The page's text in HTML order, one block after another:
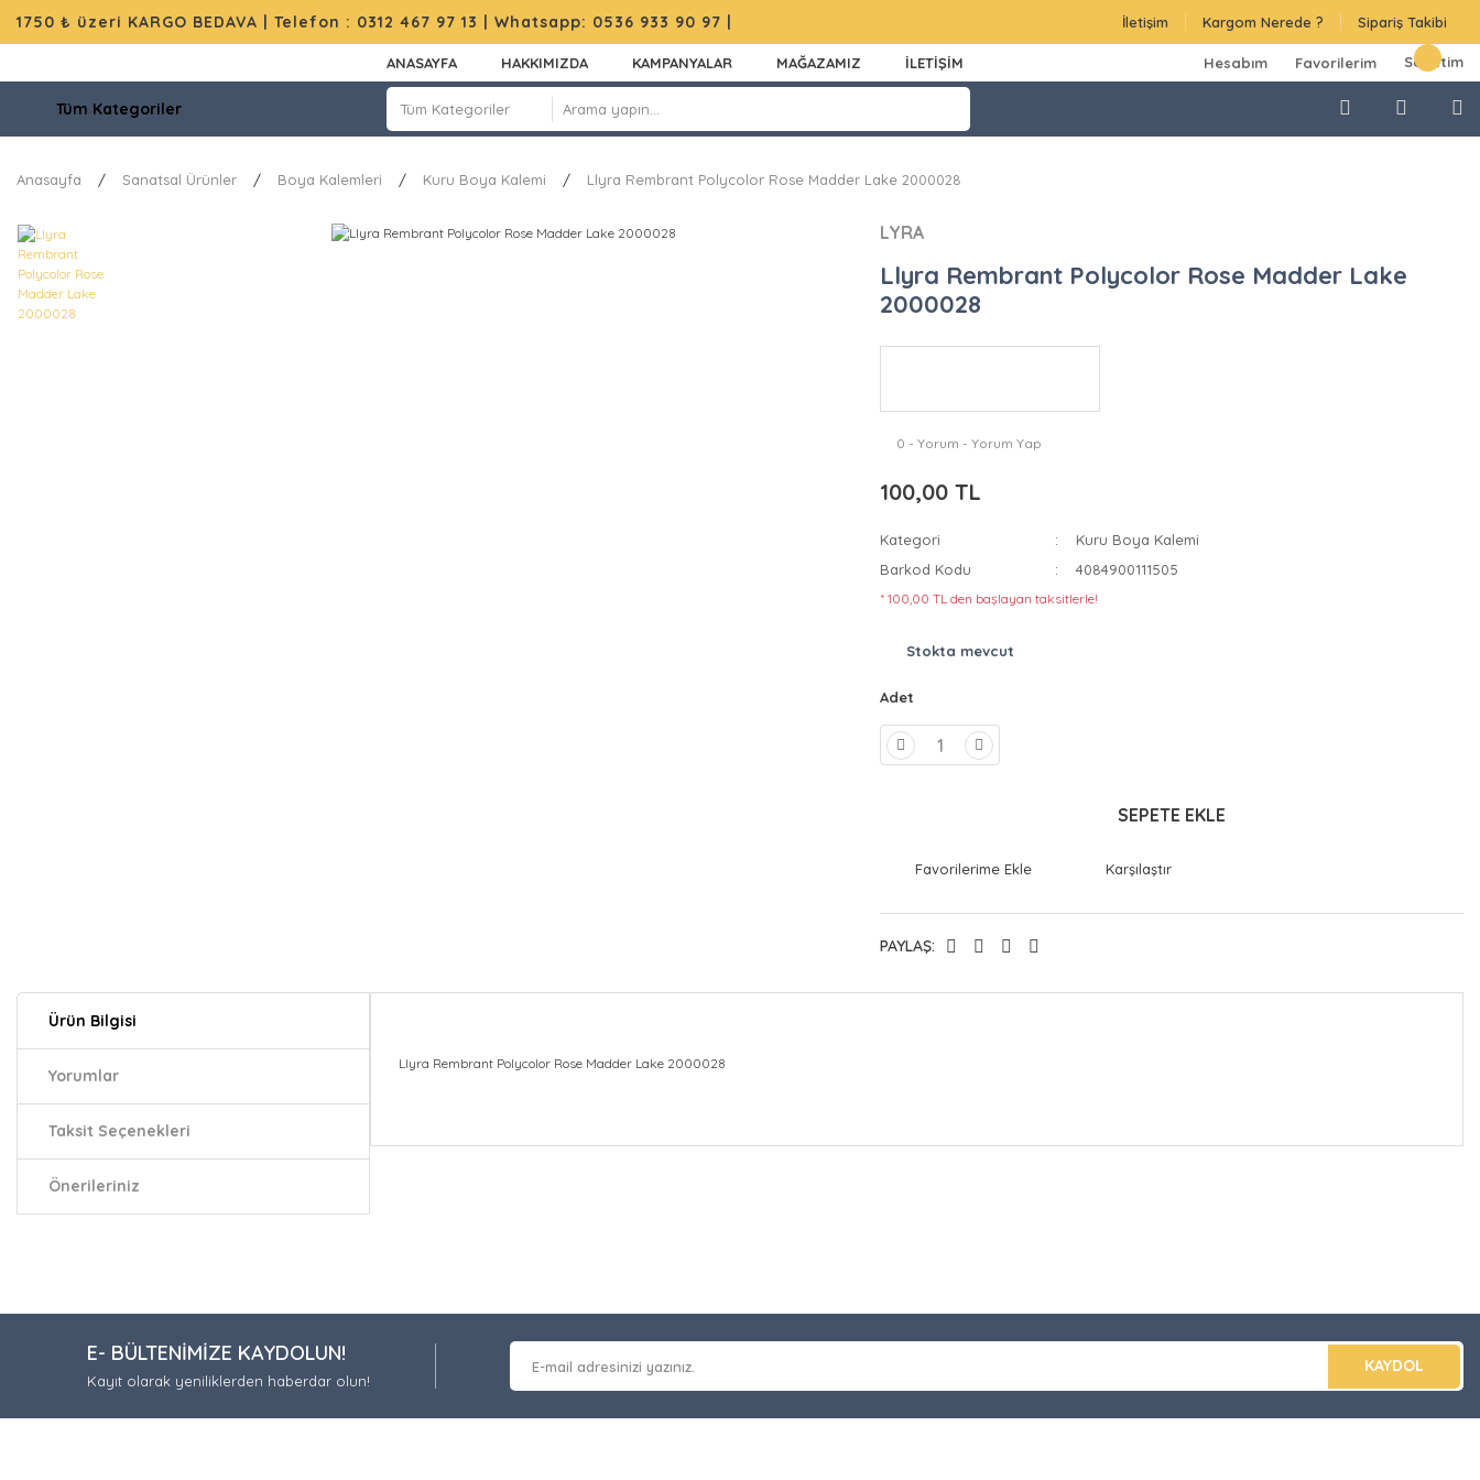
1750 ₺ üzeri KARGO BEDAVA | Telefon : 0312 467 97 13 | Whatsapp: 0536 933 90 97 | İletişim Kargom Nerede ? Sipariş Takibi
ANASAYFA HAKKIMIZDA KAMPANYALAR MAĞAZAMIZ İLETİŞİM Hesabım Favorilerim Sepetim
Tüm Kategoriler
Anasayfa Sanatsal Ürünler Boya Kalemleri Kuru Boya Kalemi Llyra Rembrant Polycolor Rose Madder Lake 2000028
LYRA
Llyra Rembrant Polycolor Rose Madder Lake
2000028
0 - Yorum - Yorum Yap
100,00 TL
Kategori
Kuru Boya Kalemi
Barkod Kodu
4084900111505
* 100,00 TL den başlayan taksitlerle!
Stokta mevcut
Adet
SEPETE EKLE
Karşılaştır
PAYLAŞ:
Ürün Bilgisi
Yorumlar
Taksit Seçenekleri
Önerileriniz
Llyra Rembrant Polycolor Rose Madder Lake 2000028
Ürün fiyatı diğer sitelerden daha pahalı.
E- BÜLTENİMİZE KAYDOLUN!
Kayıt olarak yeniliklerden haberdar olun!
KAYDOL